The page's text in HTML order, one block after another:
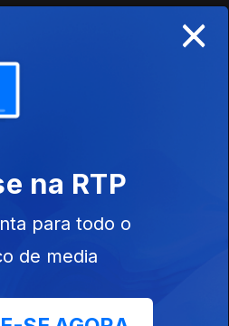
Randy Newman, Maze e Chappel
×
na RTP
para todo o
de media